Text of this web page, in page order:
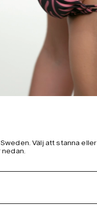
Välj att stanna eller
nedan.